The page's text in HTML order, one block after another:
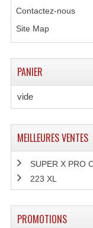
Table
Contactez-nous
Site Map
PANIER
vide
MEILLEURES VENTES
SUPER X PRO
223 XL
PROMOTIONS